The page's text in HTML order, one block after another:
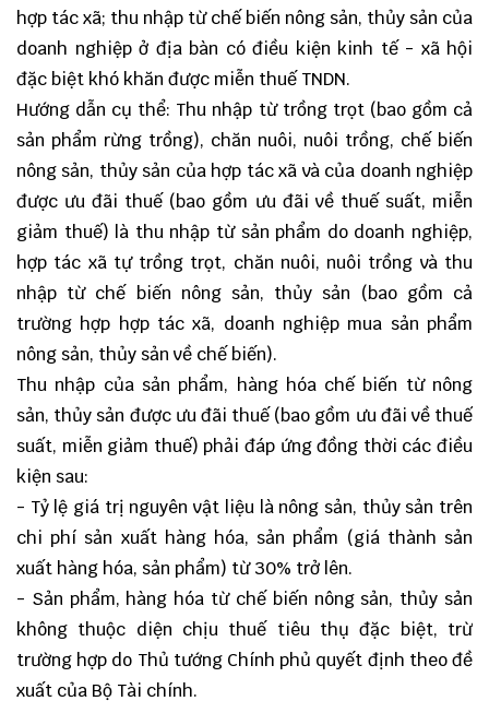
hợp tác xã; thu nhập từ chế biến nông sản, thủy sản của
doanh nghiệp ở địa bàn có điều kiện kinh tế - xã hội
đặc biệt khó khăn được miễn thuế TNDN.
Hướng dẫn cụ thể: Thu nhập từ trồng trọt (bao gồm cả
sản phẩm rừng trồng), chăn nuôi, nuôi trồng, chế biến
nông sản, thủy sản của hợp tác xã và của doanh nghiệp
được ưu đãi thuế (bao gồm ưu đãi về thuế suất, miễn
giảm thuế) là thu nhập từ sản phẩm do doanh nghiệp,
hợp tác xã tự trồng trọt, chăn nuôi, nuôi trồng và thu
nhập từ chế biến nông sản, thủy sản (bao gồm cả
trường hợp hợp tác xã, doanh nghiệp mua sản phẩm
nông sản, thủy sản về chế biến).
Thu nhập của sản phẩm, hàng hóa chế biến từ nông
sản, thủy sản được ưu đãi thuế (bao gồm ưu đãi về thuế
suất, miễn giảm thuế) phải đáp ứng đồng thời các điều
kiện sau:
- Tỷ lệ giá trị nguyên vật liệu là nông sản, thủy sản trên
chi phí sản xuất hàng hóa, sản phẩm (giá thành sản
xuất hàng hóa, sản phẩm) từ 30% trở lên.
- Sản phẩm, hàng hóa từ chế biến nông sản, thủy sản
không thuộc diện chịu thuế tiêu thụ đặc biệt, trừ
trường hợp do Thủ tướng Chính phủ quyết định theo đề
xuất của Bộ Tài chính.